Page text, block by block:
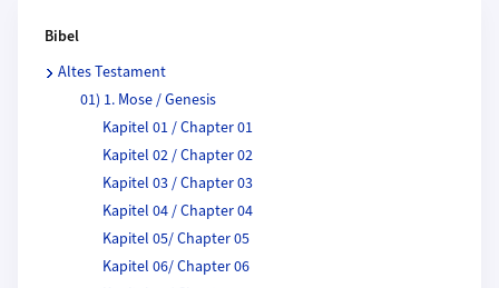
Bibel
Altes Testament
01) 1. Mose / Genesis
Kapitel 01 / Chapter 01
Kapitel 02 / Chapter 02
Kapitel 03 / Chapter 03
Kapitel 04 / Chapter 04
Kapitel 05/ Chapter 05
Kapitel 06/ Chapter 06